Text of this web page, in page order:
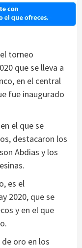
torneo
que se lleva a
en el central
fue inaugurado
el que se
destacaron los
Abdias y los
es el
2020, que se
y en el que
oro en los